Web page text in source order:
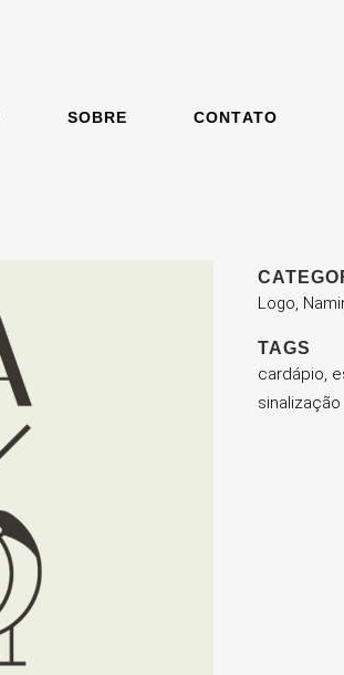
SOBRE CONTATO
Logo,
TAGS
cardápio,
sinalização